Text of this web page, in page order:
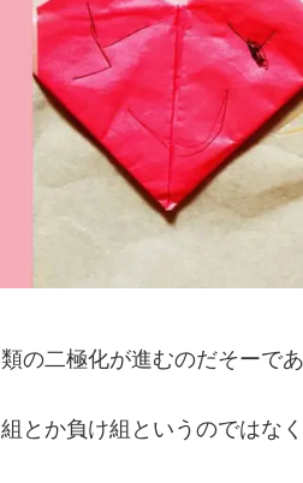
の二極化が進むのだそーであ
とか負け組というのではなく